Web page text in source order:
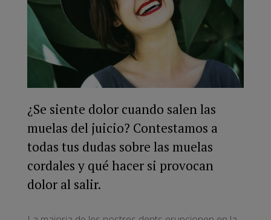
¿Se siente dolor cuando salen las
muelas del juicio? Contestamos a
todas tus dudas sobre las muelas
cordales y qué hacer si provocan
dolor al salir.